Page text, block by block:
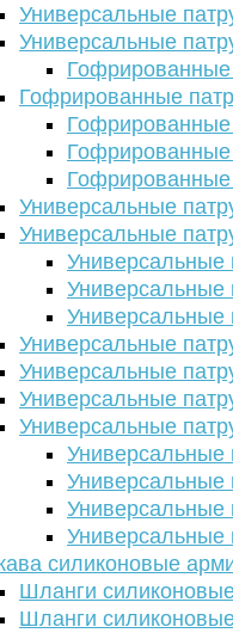
Универсальные
Универсальные
Гофрированные
Гофрированные
Гофрированные
Гофрированные
Гофрированные
Универсальные
Универсальные
Универсальные
Универсальные
Универсальные
Универсальные
Универсальные
Универсальные
Универсальные
Универсальные
Универсальные
Универсальные
Универсальные
силиконовые
Шланги
Шланги